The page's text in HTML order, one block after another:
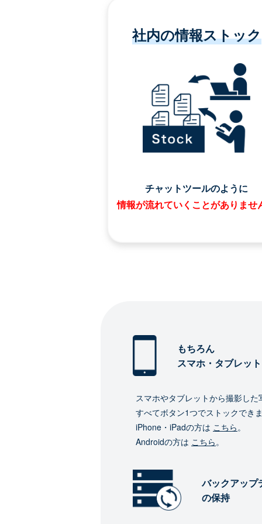
社内の情報ストック
チャットツールのように
情報が流れていくことがありませ
もちろん
スマホ・タブレッ
スマホやタブレットから撮影した
すべてボタン1つでストックでき
iPhone・iPadの方は こちら。
Androidの方は こちら。
バックアップ
の保持